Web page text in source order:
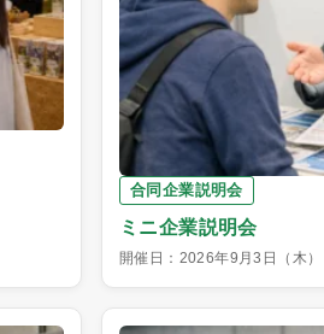
合同企業説明会
ミニ企業説明会
開催日：2026年9月3日（木）